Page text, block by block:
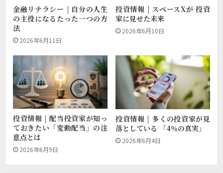
金融リテラシー | 自分の人生
の主役になるたった一つの方
法
2026年6月11日
投資情報 | スペースXが 投資
家に見せた未来
2026年6月10日
投資情報 | 配当投資家が知っ
ておきたい「変動配当」の注
意点とは
2026年6月9日
投資情報 | 多くの投資家が見
落としている 「4％の真実」
2026年6月4日